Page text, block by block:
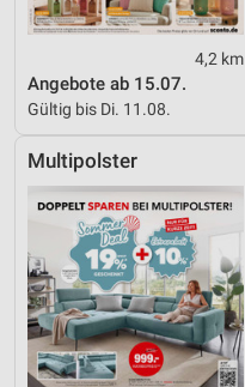
4,2 km
Angebote ab 15.07.
Gültig bis Di. 11.08.
Multipolster